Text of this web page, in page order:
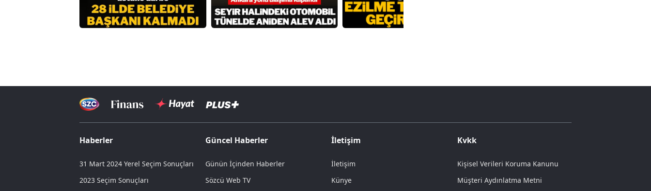
Haberler
31 Mart 2024 Yerel Seçim Sonuçları
2023 Seçim Sonuçları
Güncel Haberler
Günün İçinden Haberler
Sözcü Web TV
İletişim
İletişim
Künye
Kvkk
Kişisel Verileri Koruma Kanunu
Müşteri Aydınlatma Metni